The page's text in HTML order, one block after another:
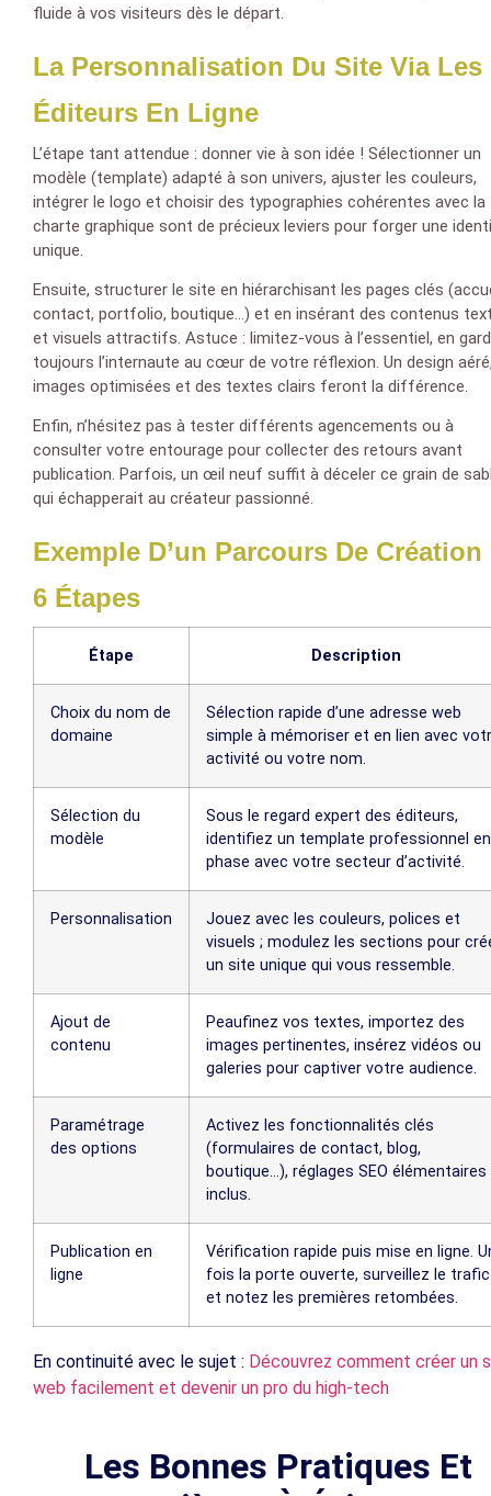
fluide à vos visiteurs dès le départ.
La Personnalisation Du Site Via Les
Éditeurs En Ligne
L’étape tant attendue : donner vie à son idée ! Sélectionner un
modèle (template) adapté à son univers, ajuster les couleurs,
intégrer le logo et choisir des typographies cohérentes avec la
charte graphique sont de précieux leviers pour forger une
unique.
Ensuite, structurer le site en hiérarchisant les pages clés
contact, portfolio, boutique…) et en insérant des contenus
et visuels attractifs. Astuce : limitez-vous à l’essentiel, en
toujours l’internaute au cœur de votre réflexion. Un design
images optimisées et des textes clairs feront la différence.
Enfin, n’hésitez pas à tester différents agencements ou à
consulter votre entourage pour collecter des retours avant
publication. Parfois, un œil neuf suffit à déceler ce grain de
qui échapperait au créateur passionné.
Exemple D’un Parcours De Création
6 Étapes
Étape Description
Choix du nom de
domaine
Sélection rapide d’une adresse web
simple à mémoriser et en lien avec
activité ou votre nom.
Sélection du
modèle
Sous le regard expert des éditeurs,
identifiez un template professionnel en
phase avec votre secteur d’activité.
Personnalisation
Jouez avec les couleurs, polices et
visuels ; modulez les sections pour
un site unique qui vous ressemble.
Ajout de
contenu
Peaufinez vos textes, importez des
images pertinentes, insérez vidéos ou
galeries pour captiver votre audience.
Paramétrage
des options
Activez les fonctionnalités clés
(formulaires de contact, blog,
boutique…), réglages SEO élémentaires
inclus.
Publication en
ligne
Vérification rapide puis mise en ligne.
fois la porte ouverte, surveillez le trafic
et notez les premières retombées.
En continuité avec le sujet : Découvrez comment créer un
web facilement et devenir un pro du high-tech
Les Bonnes Pratiques Et